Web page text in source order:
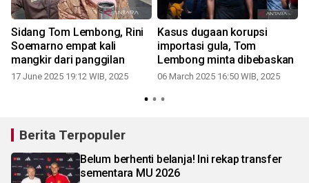
Sidang Tom Lembong, Rini
Soemarno empat kali
mangkir dari panggilan
17 June 2025 19:12 WIB, 2025
Kasus dugaan korupsi
importasi gula, Tom
Lembong minta dibebaskan
06 March 2025 16:50 WIB, 2025
Berita Terpopuler
Belum berhenti belanja! Ini rekap transfer
sementara MU 2026